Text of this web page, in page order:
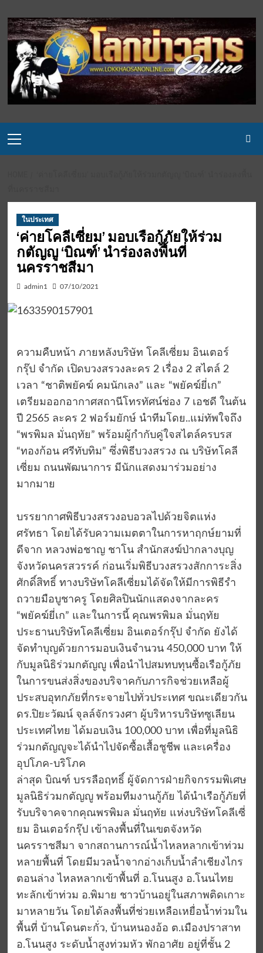
to
content
Menu
ในประเทศ
‘ค่ายโคลีเซี่ยม’ มอบเรือกู้ภัยให้ร่วม
กตัญญู ‘บิณฑ์’ นำร่องลงพื้นที่
นครราชสีมา
admin1 07/10/2021
ความคืบหน้า ภายหลังบริษัท โคลีเซี่ยม อินเตอร์
กรุ๊ป จำกัด เปิดบวงสรวงละคร 2 เรื่อง 2 สไตล์ 2
เวลา “ชาติพยัคฆ์ คมนักเลง” และ “พยัคฆ์ยี่เก”
เตรียมออกอากาศสถานีโทรทัศน์ช่อง 7 เอชดี ในต้น
ปี 2565 ละคร 2 ฟอร์มยักษ์ นำทีมโดย..แม่ทัพใจถึง
“พรพิมล มั่นฤทัย” พร้อมผู้กำกับคู่ใจสไตล์ครบรส
“ทองก้อน ศรีทับทิม” ซึ่งพิธีบวงสรวง ณ บริษัทโคลี
เซี่ยม ถนนพัฒนาการ มีนักแสดงมาร่วมอย่าง
มากมาย
บรรยากาศพิธีบวงสรวงอบอวลไปด้วยจิตแห่ง
ศรัทธา โดยได้รับความเมตตาในการหาฤกษ์ยามที่
ดีจาก หลวงพ่อชาญ ชาโน สำนักสงฆ์ป่ากลางบุญ
จังหวัดนครสวรรค์ ก่อนเริ่มพิธีบวงสรวงสักการะสิ่ง
ศักดิ์สิทธิ์ ทางบริษัทโคลีเซี่ยมได้จัดให้มีการพิธีรำ
ถวายมือบูชาครู โดยศิลปินนักแสดงจากละคร
“พยัคฆ์ยี่เก” และในการนี้ คุณพรพิมล มั่นฤทัย
ประธานบริษัทโคลีเซี่ยม อินเตอร์กรุ๊ป จำกัด ยังได้
จัดทำบุญด้วยการมอบเงินจำนวน 450,000 บาท ให้
กับมูลนิธิร่วมกตัญญู เพื่อนำไปสมทบทุนซื้อเรือกู้ภัย
ในการขนส่งสิ่งของบริจาคกับภารกิจช่วยเหลือผู้
ประสบอุทกภัยที่กระจายไปทั่วประเทศ ขณะเดียวกัน
ดร.ปิยะวัฒน์ จุลล์จักรวงศา ผู้บริหารบริษัทซูเลียน
ประเทศไทย ได้มอบเงิน 100,000 บาท เพื่อที่มูลนิธิ
ร่วมกตัญญูจะได้นำไปจัดซื้อเสื้อชูชีพ และเครื่อง
อุปโภค-บริโภค
ล่าสุด บิณฑ์ บรรลือฤทธิ์ ผู้จัดการฝ่ายกิจกรรมพิเศษ
มูลนิธิร่วมกตัญญู พร้อมทีมงานกู้ภัย ได้นำเรือกู้ภัยที่
รับบริจาคจากคุณพรพิมล มั่นฤทัย แห่งบริษัทโคลีเซี่
ยม อินเตอร์กรุ๊ป เข้าลงพื้นที่ในเขตจังหวัด
นครราชสีมา จากสถานการณ์น้ำไหลหลากเข้าท่วม
หลายพื้นที่ โดยมีมวลน้ำจากอ่างเก็บน้ำลำเชียงไกร
ตอนล่าง ไหลหลากเข้าพื้นที่ อ.โนนสูง อ.โนนไทย
ทะลักเข้าท่วม อ.พิมาย ชาวบ้านอยู่ในสภาพติดเกาะ
มาหลายวัน โดยได้ลงพื้นที่ช่วยเหลือเหยื่อน้ำท่วมใน
พื้นที่ บ้านโดนตะกั่ว, บ้านหนองอ้อ ต.เมืองปราสาท
อ.โนนสูง ระดับน้ำสูงท่วมหัว พักอาศัย อยู่ที่ชั้น 2